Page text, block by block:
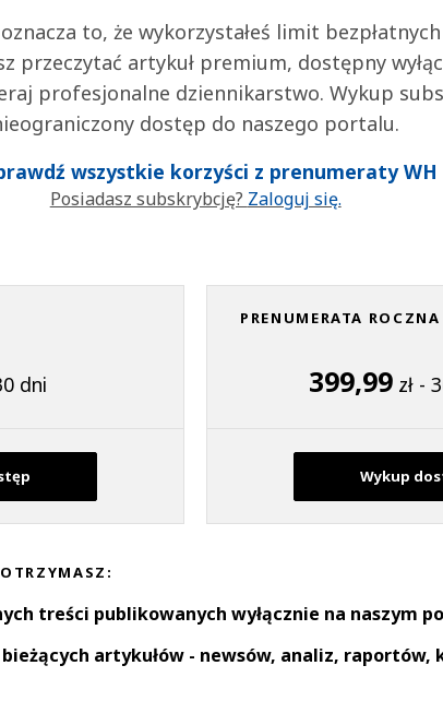
to, że wykorzystałeś limit
przeczytać artykuł premium, dostępny
profesjonalne dziennikarstwo. Wykup
dostęp do naszego portalu.
wszystkie korzyści z prenumeraty WH
Posiadasz subskrybcję? Zaloguj się.
dni
PRENUMERATA
399,99 zł -
Wykup
treści publikowanych wyłącznie na naszym
artykułów - newsów, analiz, raportów,